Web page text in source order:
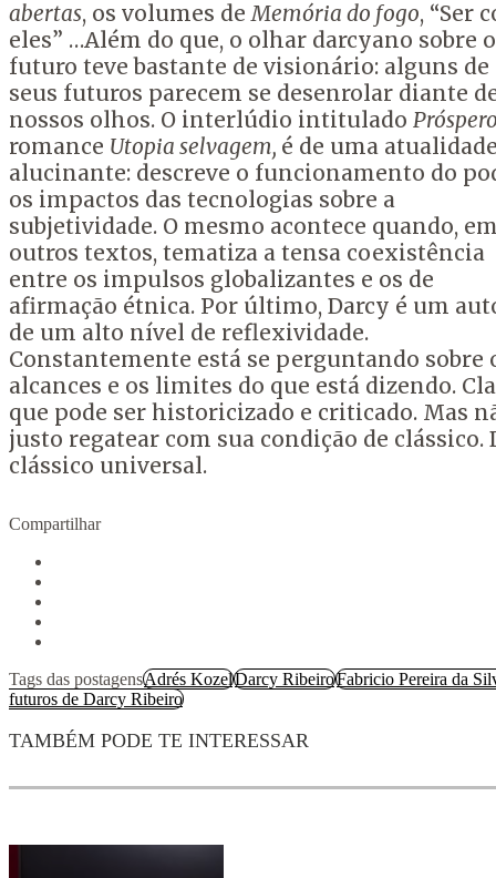
abertas, os volumes deMemória do fogo, “Ser
eles” …Além do que, o olhar darcyano sobre o
futuro teve bastante de visionário: alguns de
seus futuros parecem se desenrolar diante
nossos olhos. O interlúdio intitulado
romance Utopia selvagem, é de uma
alucinante: descreve o funcionamento do
os impactos das tecnologias sobre a
subjetividade. O mesmo acontece quando,
outros textos, tematiza a tensa coexistência
entre os impulsos globalizantes e os de
afirmação étnica. Por último, Darcy é um
de um alto nível de reflexividade.
Constantemente está se perguntando sobre
alcances e os limites do que está dizendo.
que pode ser historicizado e criticado. Mas
justo regatear com sua condição de clássico.
clássico universal.
Compartilhar
Tags das postagensAdrés KozelDarcy RibeiroFabricio Pereira da
futuros de Darcy Ribeiro
TAMBÉM PODE TE INTERESSAR